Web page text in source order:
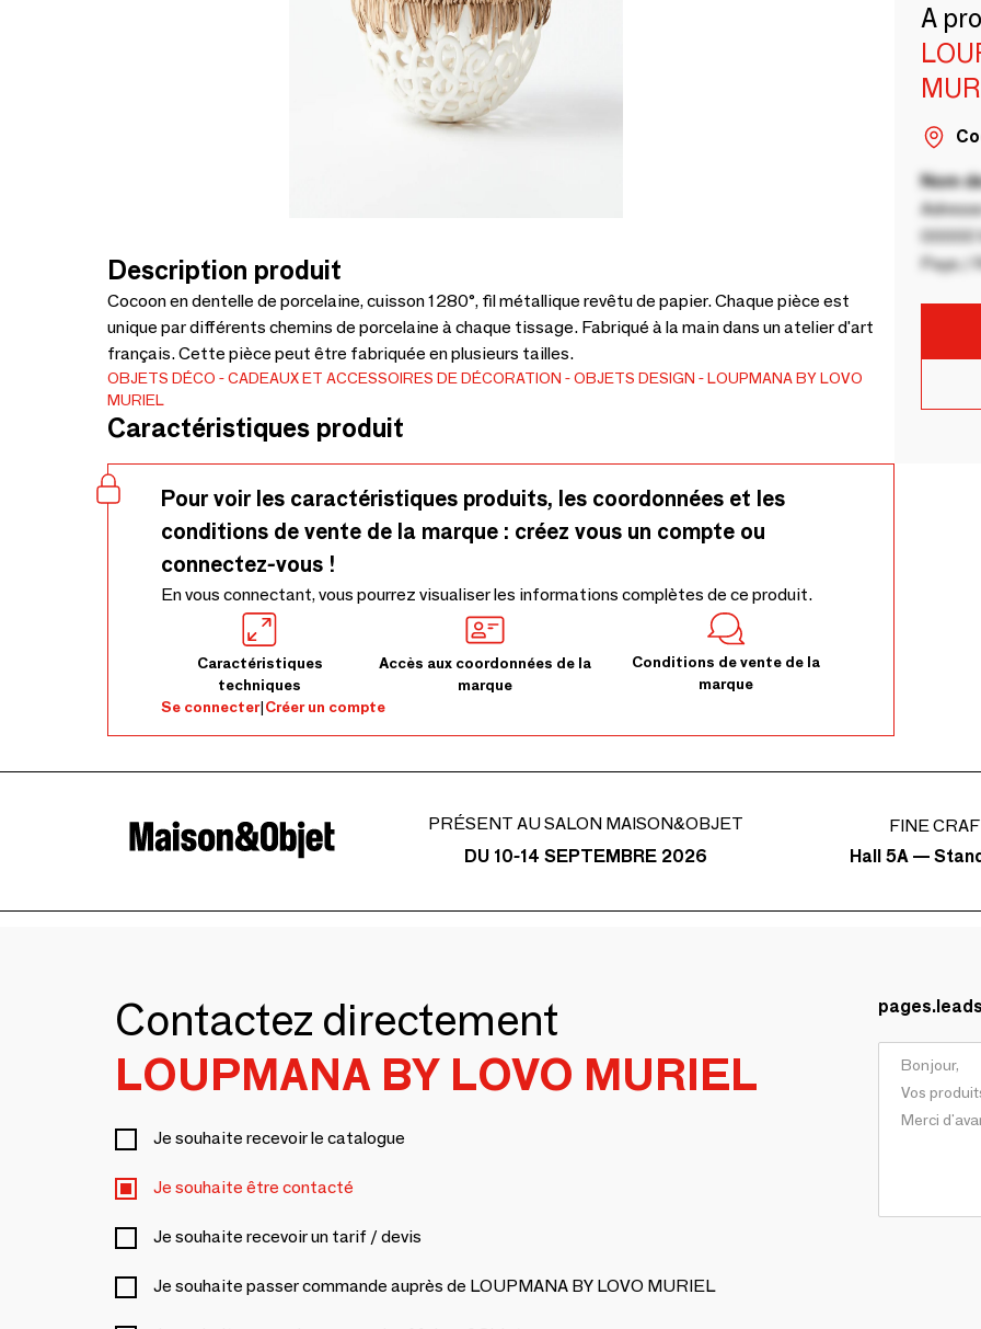
Description produit
Cocoon en dentelle de porcelaine, cuisson 1280°, fil métallique revêtu de papier. Chaque pièce est
unique par différents chemins de porcelaine à chaque tissage. Fabriqué à la main dans un atelier d'art
français. Cette pièce peut être fabriquée en plusieurs tailles.
OBJETS DÉCO CADEAUX ET ACCESSOIRES DE DÉCORATION OBJETS DESIGN
LOUPMANA BY LOVO
MURIEL
Caractéristiques produit
Pour voir les caractéristiques produits, les coordonnées et les
conditions de vente de la marque : créez vous un compte ou
connectez-vous !
En vous connectant, vous pourrez visualiser les informations complètes de ce produit.
Caractéristiques
techniques
Accès aux coordonnées de la
marque
Conditions de vente de la
marque
Se connecter|Créer un compte
A
Nom
00000
Pays /
PRÉSENT AU SALON MAISON&OBJET
DU 10-14 SEPTEMBRE 2026
FINE
Hall 5A —
Contactez directement
LOUPMANA BY LOVO MURIEL
Je souhaite recevoir le catalogue
Je souhaite être contacté
Je souhaite recevoir un tarif / devis
Je souhaite passer commande auprès de LOUPMANA BY LOVO MURIEL